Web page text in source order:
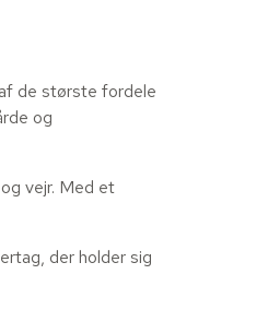
de største fordele
og
vejr. Med et
der holder sig